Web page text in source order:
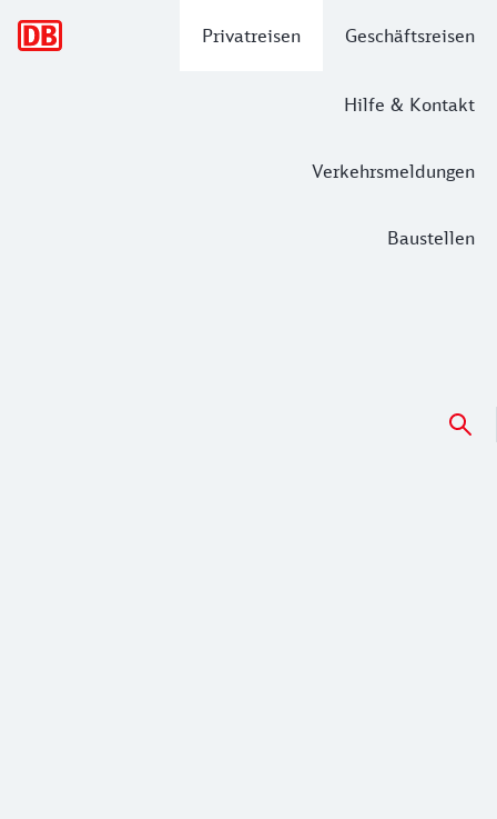
Privatreisen Geschäftsreisen
Hilfe & Kontakt
Verkehrsmeldungen
Baustellen